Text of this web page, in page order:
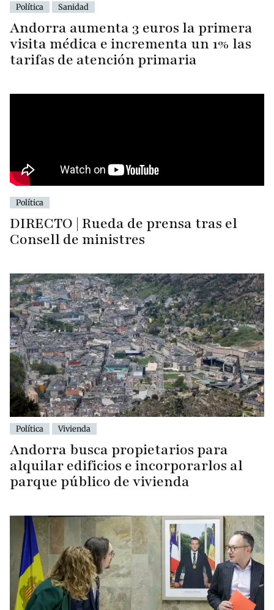
Política Sanidad
Andorra aumenta 3 euros la primera
visita médica e incrementa un 1% las
tarifas de atención primaria
Política
DIRECTO | Rueda de prensa tras el
Consell de ministres
Política Vivienda
Andorra busca propietarios para
alquilar edificios e incorporarlos al
parque público de vivienda